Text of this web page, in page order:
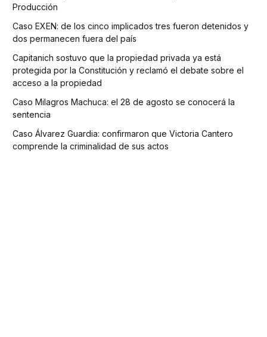
Producción
Caso EXEN: de los cinco implicados tres fueron detenidos y
dos permanecen fuera del país
Capitanich sostuvo que la propiedad privada ya está
protegida por la Constitución y reclamó el debate sobre el
acceso a la propiedad
Caso Milagros Machuca: el 28 de agosto se conocerá la
sentencia
Caso Álvarez Guardia: confirmaron que Victoria Cantero
comprende la criminalidad de sus actos